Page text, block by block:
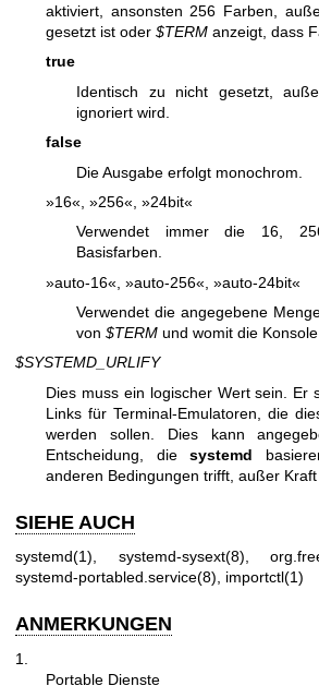
aktiviert, ansonsten 256 Farben,
gesetzt ist oder $TERM anzeigt, dass
true
Identisch zu nicht gesetzt,
ignoriert wird.
false
Die Ausgabe erfolgt monochrom.
»16«, »256«, »24bit«
Verwendet immer die 16,
Basisfarben.
»auto-16«, »auto-256«, »auto-24bit«
Verwendet die angegebene
von $TERM und womit die
$SYSTEMD_URLIFY
Dies muss ein logischer Wert sein. Er
Links für Terminal-Emulatoren, die
werden sollen. Dies kann
Entscheidung, diesystemd
anderen Bedingungen trifft, außer Kraft
SIEHE AUCH
systemd(1), systemd-sysext(8),
systemd-portabled.service(8), importctl(1)
ANMERKUNGEN
1.
Portable Dienste